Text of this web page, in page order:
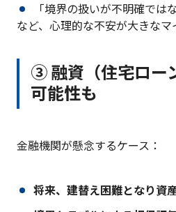
「境界の扱いが不明確では
など、心理的な不安が大きなマ
③ 融資（住宅ロー
可能性も
金融機関が懸念するケース：
将来、建替え困難となり資